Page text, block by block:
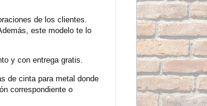
de los clientes.
este modelo te lo
y con entrega gratis.
de cinta para metal donde
correspondiente o